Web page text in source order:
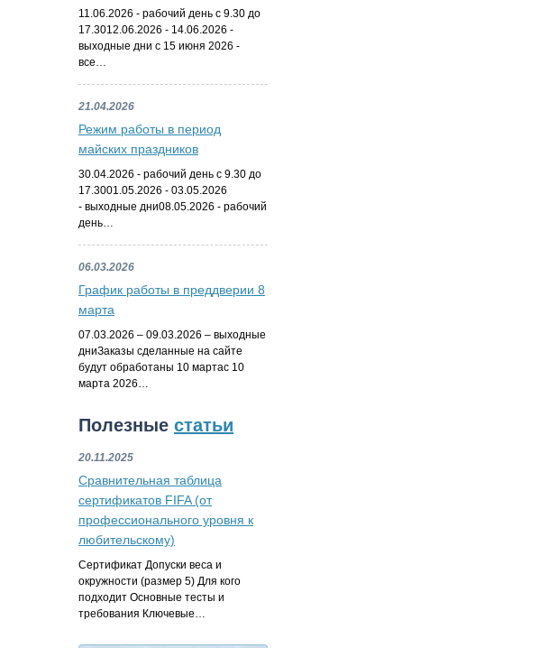
11.06.2026 - рабочий день с 9.30 до
17.3012.06.2026 - 14.06.2026 -
выходные дни с 15 июня 2026 -
все…
21.04.2026
Режим работы в период
майских праздников
30.04.2026 - рабочий день с 9.30 до
17.3001.05.2026 - 03.05.2026
- выходные дни08.05.2026 - рабочий
день…
06.03.2026
График работы в преддверии 8
марта
07.03.2026 – 09.03.2026 – выходные
дниЗаказы сделанные на сайте
будут обработаны 10 мартас 10
марта 2026…
Полезные статьи
20.11.2025
Сравнительная таблица
сертификатов FIFA (от
профессионального уровня к
любительскому)
Сертификат Допуски веса и
окружности (размер 5) Для кого
подходит Основные тесты и
требования Ключевые…